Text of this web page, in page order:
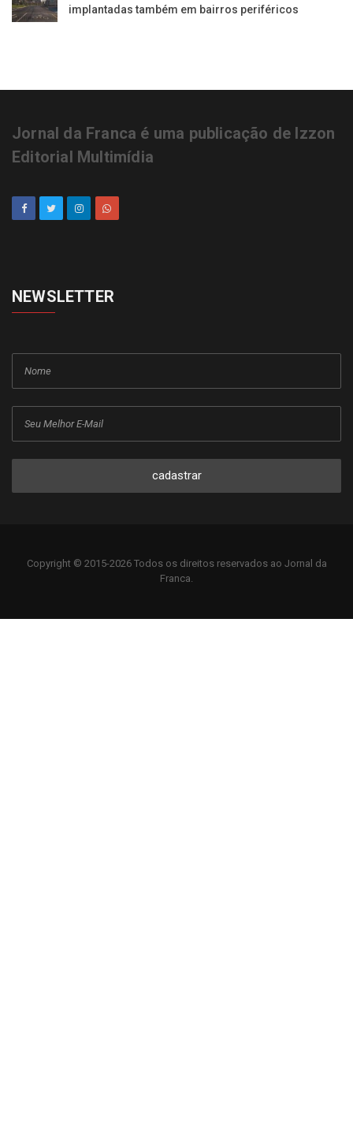
implantadas também em bairros periféricos
Jornal da Franca é uma publicação de Izzon
Editorial Multimídia
NEWSLETTER
cadastrar
Copyright © 2015-2026 Todos os direitos reservados ao Jornal da
Franca.